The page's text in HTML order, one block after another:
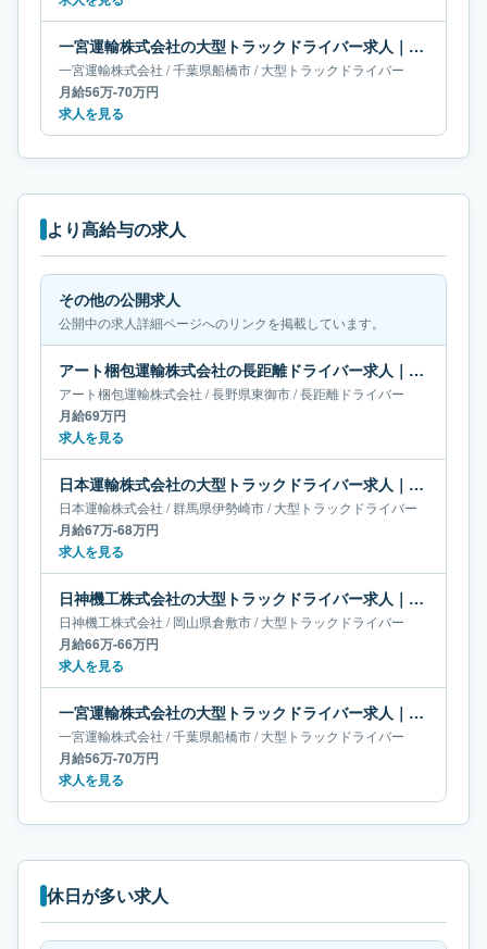
一宮運輸株式会社の大型トラックドライバー求人｜千葉県船橋市｜月給56万-70万円
一宮運輸株式会社 /千葉県船橋市/大型トラックドライバー
月給56万-70万円
求人を見る
より高給与の求人
その他の公開求人
公開中の求人詳細ページへのリンクを掲載しています。
アート梱包運輸株式会社の長距離ドライバー求人｜長野県東御市｜月給69万円
アート梱包運輸株式会社 /長野県東御市/長距離ドライバー
月給69万円
求人を見る
日本運輸株式会社の大型トラックドライバー求人｜群馬県伊勢崎市｜月給67万-68万円
日本運輸株式会社 /群馬県伊勢崎市/大型トラックドライバー
月給67万-68万円
求人を見る
日神機工株式会社の大型トラックドライバー求人｜岡山県倉敷市｜月給66万-66万円
日神機工株式会社 /岡山県倉敷市/大型トラックドライバー
月給66万-66万円
求人を見る
一宮運輸株式会社の大型トラックドライバー求人｜千葉県船橋市｜月給56万-70万円
一宮運輸株式会社 /千葉県船橋市/大型トラックドライバー
月給56万-70万円
求人を見る
休日が多い求人